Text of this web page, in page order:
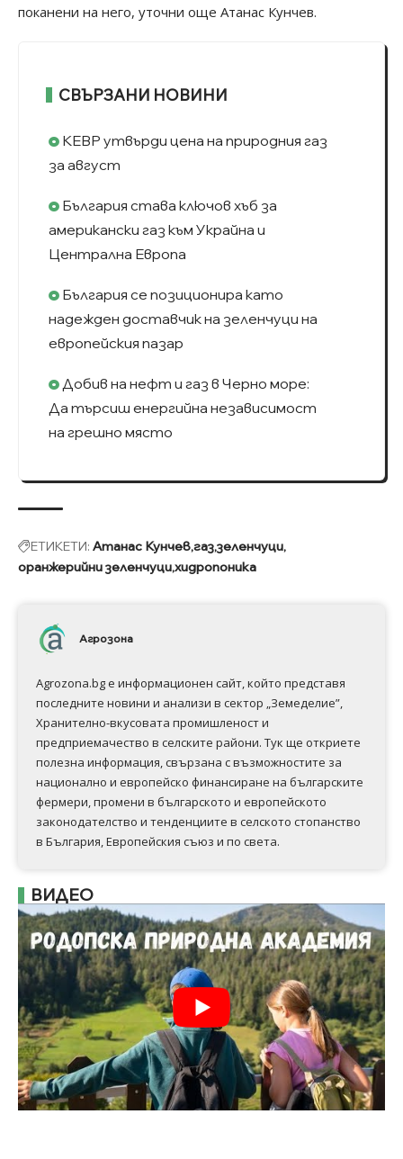
поканени на него, уточни още Атанас Кунчев.
СВЪРЗАНИ НОВИНИ
КЕВР утвърди цена на природния газ
за август
България става ключов хъб за
американски газ към Украйна и
Централна Европа
България се позиционира като
надежден доставчик на зеленчуци на
европейския пазар
Добив на нефт и газ в Черно море:
Да търсиш енергийна независимост
на грешно място
ЕТИКЕТИ: Атанас Кунчевгаззеленчуци
оранжерийни зеленчуцихидропоника
Агрозона
Agrozona.bg e информационен сайт, който представя
последните новини и анализи в сектор „Земеделие”,
Хранително-вкусовата промишленост и
предприемачество в селските райони. Тук ще откриете
полезна информация, свързана с възможностите за
национално и европейско финансиране на българските
фермери, промени в българското и европейското
законодателство и тенденциите в селското стопанство
в България, Европейския съюз и по света.
ВИДЕО